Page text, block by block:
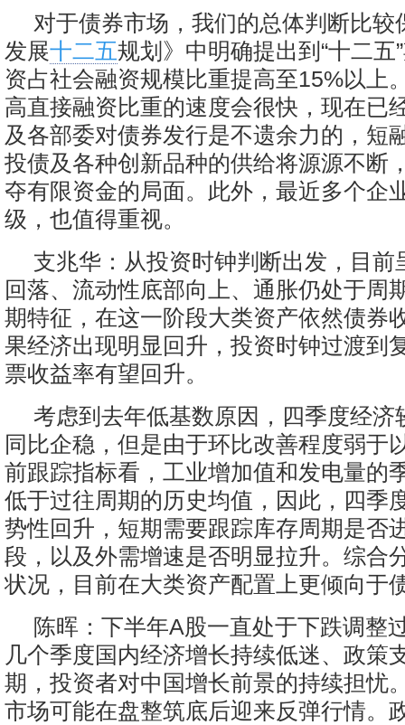
对于债券市场，我们的总体判断比较
发展十二五规划》中明确提出到“十二五
资占社会融资规模比重提高至15%以上
高直接融资比重的速度会很快，现在已
及各部委对债券发行是不遗余力的，短
投债及各种创新品种的供给将源源不断
夺有限资金的局面。此外，最近多个企
级，也值得重视。
支兆华：从投资时钟判断出发，目前
回落、流动性底部向上、通胀仍处于周
期特征，在这一阶段大类资产依然债券
果经济出现明显回升，投资时钟过渡到
票收益率有望回升。
考虑到去年低基数原因，四季度经济
同比企稳，但是由于环比改善程度弱于
前跟踪指标看，工业增加值和发电量的
低于过往周期的历史均值，因此，四季
势性回升，短期需要跟踪库存周期是否
段，以及外需增速是否明显拉升。综合
状况，目前在大类资产配置上更倾向
陈晖：下半年A股一直处于下跌调整
几个季度国内经济增长持续低迷、政策
期，投资者对中国增长前景的持续担忧
市场可能在盘整筑底后迎来反弹行情。